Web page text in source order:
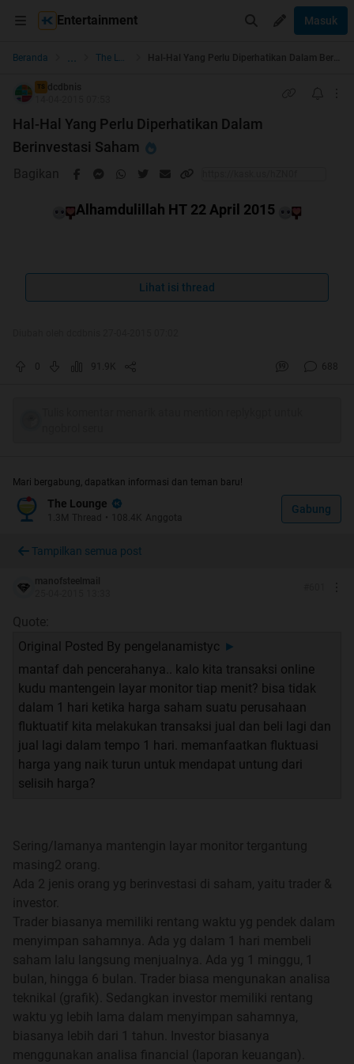
Entertainment Masuk
Beranda ... The Lounge
TS dcdbnis
Hal-Hal Yang Perlu Diperhatikan Dalam
Berinvestasi Saham
Bagikan
Alhamdulillah HT 22 April 2015
Cukup penting emang kalo kita punya tabungan yang
cukup dan bisa dipakai suatu saat nanti. Tapi alangkah
lebih baik jika tabungan yang kita pakai bisa
berinvestasi kita bisa membuat nilai tabungan kita
Quote:
Mengapa Berinvestasi?
Buat agan dan aganwati yang belum tahu, investasi
adalah kegiatan “membeli” sesuatu dimasa sekarang
untuk “dijual” kembali dimasa darang dengan nilai yang
lebih tinggi. Ane juga yakin ketika kita ditanya mengenai
motivasi berinvestasi rata-rata jawabannya adalah profit,
benar ?
Gak ada yang salah dengan hal itu. Tapi tahukah agan
bahwa tujuan dari investasi secara umum adalah untuk
Lihat isi thread
0 91.9K 688
Mari bergabung, dapatkan informasi dan teman baru!
The Lounge
1.3M Thread • 108.4K Anggota
Gabung
Tampilkan semua post
manofsteelmail
Quote:
Original Posted By pengelanamistyc ►
mantaf dah pencerahanya.. kalo kita transaksi online
kudu mantengein layar monitor tiap menit? bisa tidak
dalam 1 hari ketika harga saham suatu perusahaan
fluktuatif kita melakukan transaksi jual dan beli lagi dan
jual lagi dalam tempo 1 hari. memanfaatkan fluktuasi
harga yang naik turun untuk mendapat untung dari
selisih harga?
Sering/lamanya mantengin layar monitor tergantung
masing2 orang.
Ada 2 jenis orang yg berinvestasi di saham, yaitu trader &
investor.
Trader biasanya memiliki rentang waktu yg pendek dalam
menyimpan sahamnya. Ada yg dalam 1 hari membeli
saham lalu langsung menjualnya. Ada yg 1 minggu, 1
bulan, hingga 6 bulan. Trader biasa mengunakan analisa
teknikal (grafik). Sedangkan investor memiliki rentang
waktu yg lebih lama dalam menyimpan sahamnya,
biasanya lebih dari 1 tahun. Investor biasanya
menggunakan analisa financial (laporan keuangan).